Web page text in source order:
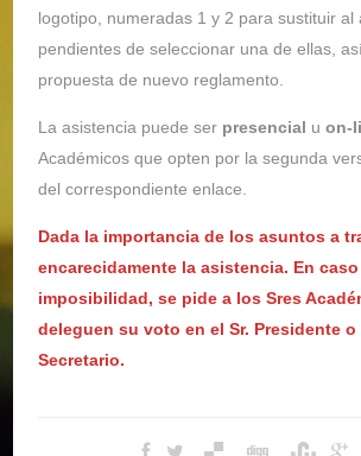
logotipo, numeradas 1 y 2 para sustituir al
pendientes de seleccionar una de ellas,
propuesta de nuevo reglamento.
La asistencia puede ser presencial u on-
Académicos que opten por la segunda
del correspondiente enlace.
Dada la importancia de los asuntos a
encarecidamente la asistencia. En
imposibilidad, se pide a los Sres
deleguen su voto en el Sr. Presidente o
Secretario.